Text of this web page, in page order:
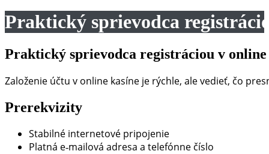
Praktický sprievodca
Praktický sprievodca registráciou v
Založenie účtu v online kasíne je rýchle, ale vedieť, čo
Prerekvizity
Stabilné internetové pripojenie
Platná e‑mailová adresa a telefónne číslo